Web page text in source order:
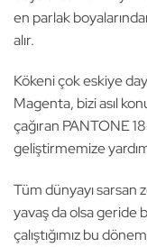
en parlak
alır.
Kökeni çok eskiye
Magenta, bizi asıl
çağıran PANTONE
geliştirmemize
Tüm dünyayı sarsan
yavaş da olsa geride
çalıştığımız bu